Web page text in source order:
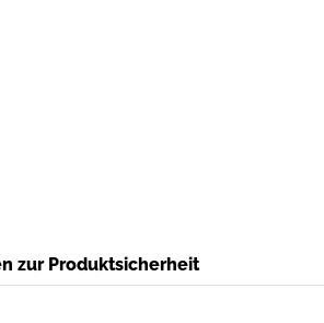
zur Produktsicherheit